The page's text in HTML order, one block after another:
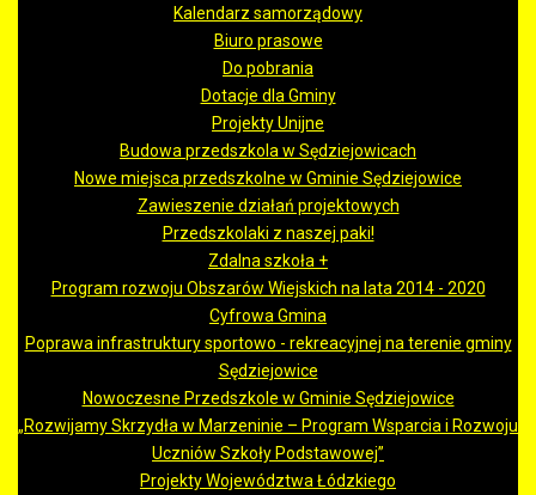
Kalendarz samorządowy
Biuro prasowe
Do pobrania
Dotacje dla Gminy
Projekty Unijne
Budowa przedszkola w Sędziejowicach
Nowe miejsca przedszkolne w Gminie Sędziejowice
Zawieszenie działań projektowych
Przedszkolaki z naszej paki!
Zdalna szkoła +
Program rozwoju Obszarów Wiejskich na lata 2014 - 2020
Cyfrowa Gmina
Poprawa infrastruktury sportowo - rekreacyjnej na terenie gminy
Sędziejowice
Nowoczesne Przedszkole w Gminie Sędziejowice
„Rozwijamy Skrzydła w Marzeninie – Program Wsparcia i Rozwoju
Uczniów Szkoły Podstawowej”
Projekty Województwa Łódzkiego